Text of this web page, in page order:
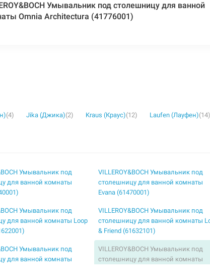
Умывальник под столешницу для ванной
Omnia Architectura (41776001)
(4) Jika (Джика)(2) Kraus (Краус)(12) Laufen (Лауфен)(14)
Умывальник под
для ванной комнаты
VILLEROY&BOCH Умывальник под
столешницу для ванной комнаты
Evana (61470001)
Умывальник под
для ванной комнаты Loop
VILLEROY&BOCH Умывальник под
столешницу для ванной комнаты
& Friend (61632101)
Умывальник под
для ванной комнаты
VILLEROY&BOCH Умывальник под
столешницу для ванной комнаты